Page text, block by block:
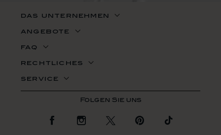
das unternehmen
angebote
faq
rechtliches
service
Zur Facebook Seite
Zur Instagram Seite
Zur Twitter Seite
Zur Pinterest